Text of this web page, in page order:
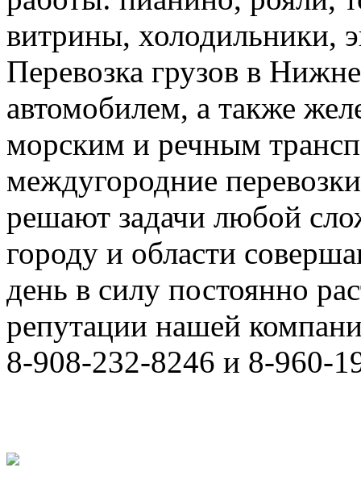
витрины, холодильники,
Перевозка грузов в
автомобилем, а также
морским и речным
междугородние
решают задачи любой
городу и области
день в силу постоянно
репутации нашей
8-908-232-8246 и 8-960-